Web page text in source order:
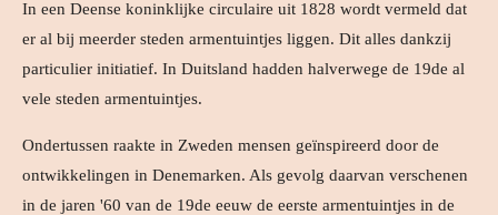
In een Deense koninklijke circulaire uit 1828 wordt vermeld dat
er al bij meerder steden armentuintjes liggen. Dit alles dankzij
particulier initiatief. In Duitsland hadden halverwege de 19de al
vele steden armentuintjes.
Ondertussen raakte in Zweden mensen geïnspireerd door de
ontwikkelingen in Denemarken. Als gevolg daarvan verschenen
in de jaren '60 van de 19de eeuw de eerste armentuintjes in de